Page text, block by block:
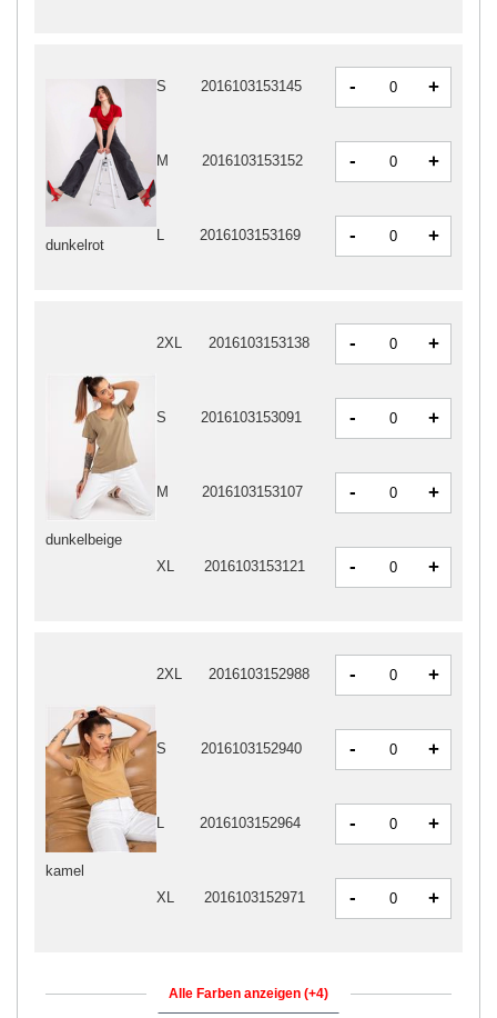
dunkelrot
S 2016103153145 - +
M 2016103153152 - +
L 2016103153169 - +
dunkelbeige
2XL 2016103153138 - +
S 2016103153091 - +
M 2016103153107 - +
XL 2016103153121 - +
kamel
2XL 2016103152988 - +
S 2016103152940 - +
L 2016103152964 - +
XL 2016103152971 - +
Alle Farben anzeigen (+4)